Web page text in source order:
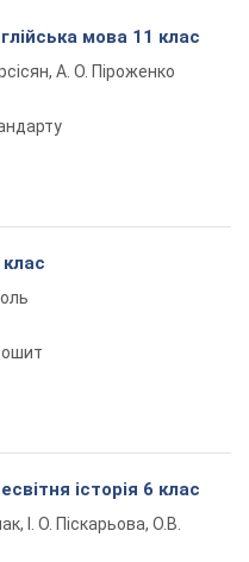
мова 11 клас
А. О. Піроженко
клас
історія 6 клас
І. О. Піскарьова, О.В.